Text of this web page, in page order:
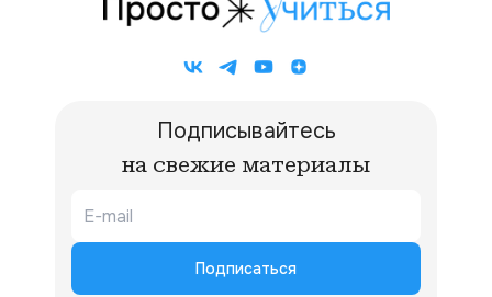
Подписывайтесь
на свежие материалы
Подписаться